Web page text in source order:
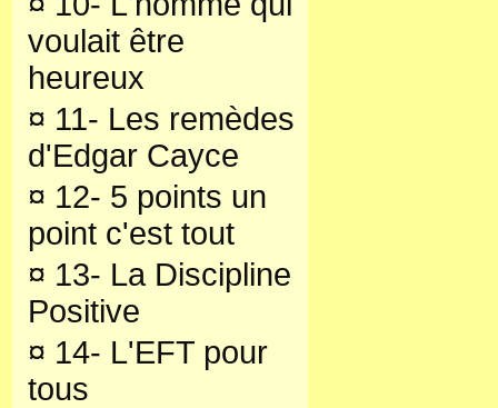
voulait être
heureux
¤ 11- Les remèdes
d'Edgar Cayce
¤ 12- 5 points un
point c'est tout
¤ 13- La Discipline
Positive
¤ 14- L'EFT pour
tous